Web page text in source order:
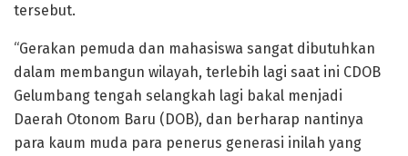
tersebut.
“Gerakan pemuda dan mahasiswa sangat dibutuhkan
dalam membangun wilayah, terlebih lagi saat ini CDOB
Gelumbang tengah selangkah lagi bakal menjadi
Daerah Otonom Baru (DOB), dan berharap nantinya
para kaum muda para penerus generasi inilah yang